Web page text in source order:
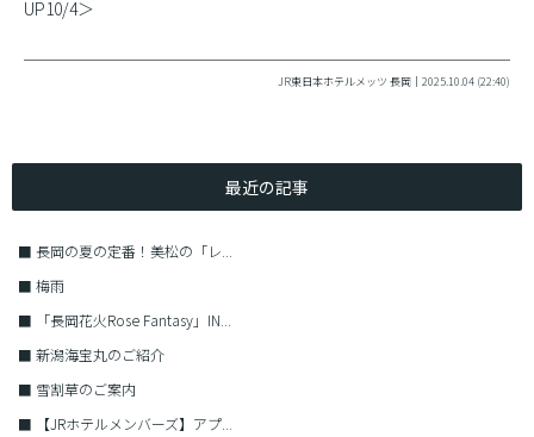
UP10/4＞
JR東日本ホテルメッツ 長岡｜2025.10.04 (22:40)
最近の記事
■ 長岡の夏の定番！美松の「レ...
■ 梅雨
■
「長岡花火Rose Fantasy」IN...
■ 新潟海宝丸のご紹介
■ 雪割草のご案内
■
【JRホテルメンバーズ】アプ...